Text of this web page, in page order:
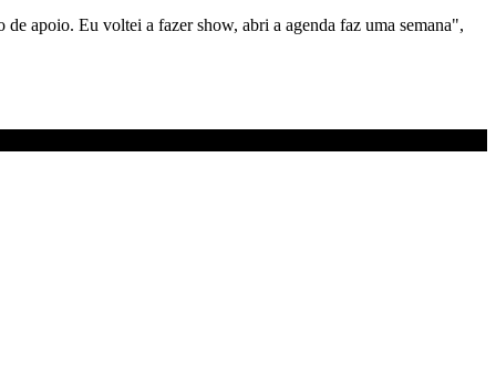
apoio. Eu voltei a fazer show, abri a agenda faz uma semana",